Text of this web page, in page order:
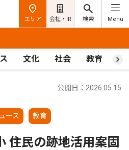
エリア 会社・IR 検索 Menu
文化 社会 教育 ス
ース 教育
公開日：2026.05.15
住民の跡地活用案固